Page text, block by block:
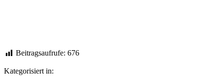
Beitragsaufrufe: 676
Kategorisiert in: